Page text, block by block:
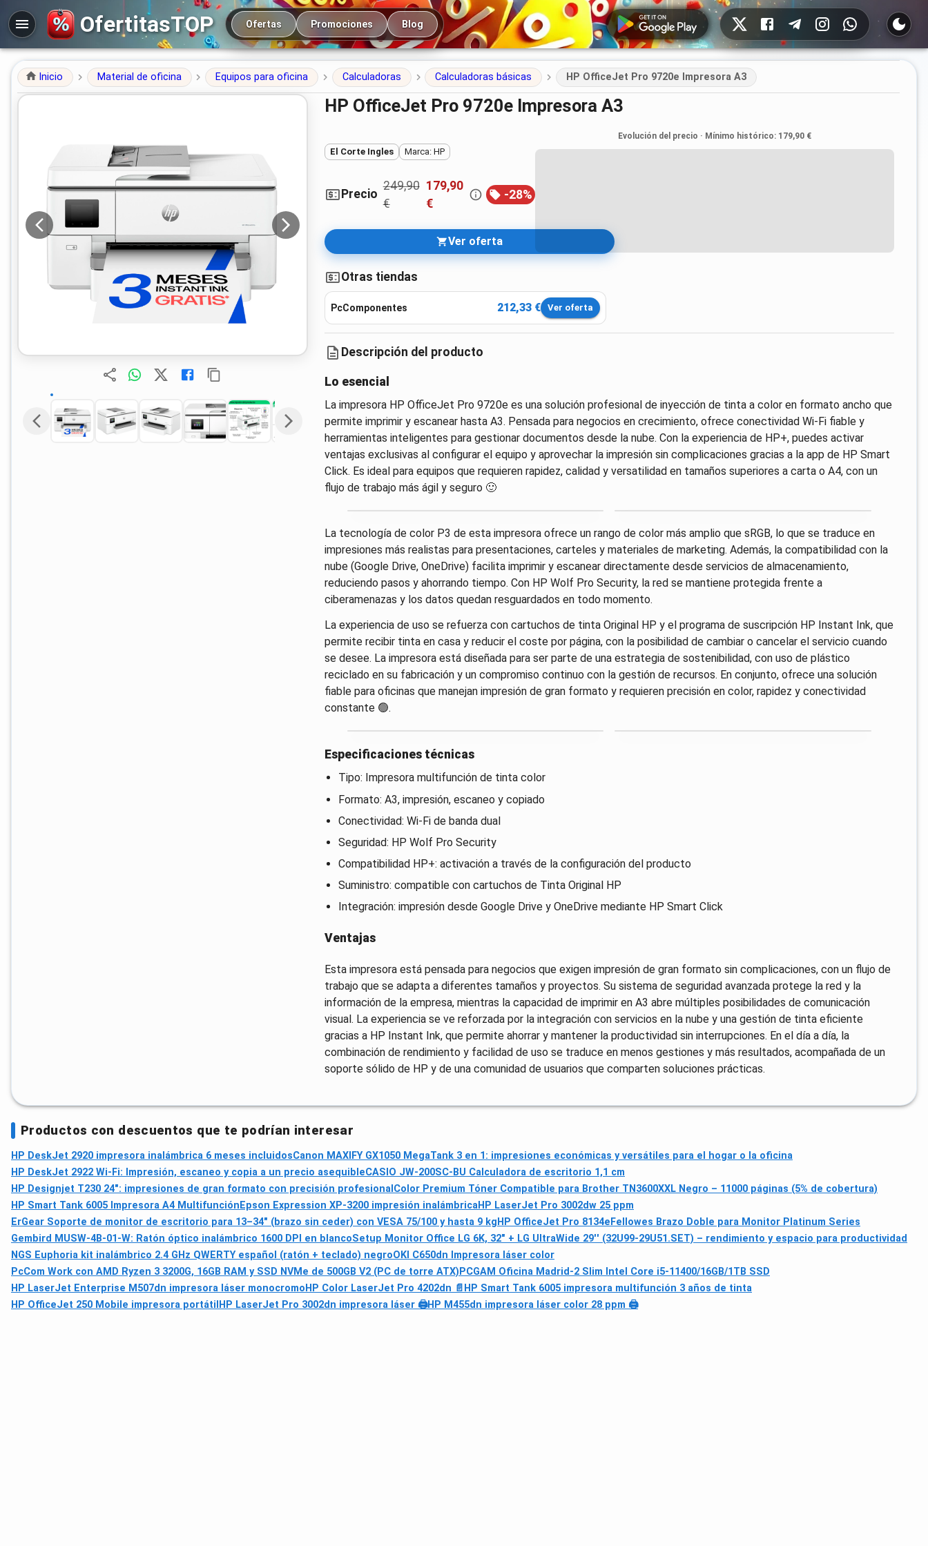
OfertitasTOP Navegación principal
Ofertas Promociones Blog
Redes sociales
Inicio Material de oficina Equipos para oficina Calculadoras Calculadoras básicas HP OfficeJet Pro 9720e Impresora A3
HP OfficeJet Pro 9720e Impresora A3
El Corte Ingles Marca: HP
Precio
249,90
€
179,90
€
-28%
Ver oferta
Evolución del precio · Mínimo histórico: 179,90 €
Otras tiendas
PcComponentes 212,33 € Ver oferta
Descripción del producto
Lo esencial
La impresora HP OfficeJet Pro 9720e es una solución profesional de inyección de tinta a color en formato ancho que
permite imprimir y escanear hasta A3. Pensada para negocios en crecimiento, ofrece conectividad Wi-Fi fiable y
herramientas inteligentes para gestionar documentos desde la nube. Con la experiencia de HP+, puedes activar
ventajas exclusivas al configurar el equipo y aprovechar la impresión sin complicaciones gracias a la app de HP Smart
Click. Es ideal para equipos que requieren rapidez, calidad y versatilidad en tamaños superiores a carta o A4, con un
flujo de trabajo más ágil y seguro 🙂
La tecnología de color P3 de esta impresora ofrece un rango de color más amplio que sRGB, lo que se traduce en
impresiones más realistas para presentaciones, carteles y materiales de marketing. Además, la compatibilidad con la
nube (Google Drive, OneDrive) facilita imprimir y escanear directamente desde servicios de almacenamiento,
reduciendo pasos y ahorrando tiempo. Con HP Wolf Pro Security, la red se mantiene protegida frente a
ciberamenazas y los datos quedan resguardados en todo momento.
La experiencia de uso se refuerza con cartuchos de tinta Original HP y el programa de suscripción HP Instant Ink, que
permite recibir tinta en casa y reducir el coste por página, con la posibilidad de cambiar o cancelar el servicio cuando
se desee. La impresora está diseñada para ser parte de una estrategia de sostenibilidad, con uso de plástico
reciclado en su fabricación y un compromiso continuo con la gestión de recursos. En conjunto, ofrece una solución
fiable para oficinas que manejan impresión de gran formato y requieren precisión en color, rapidez y conectividad
constante 🟢.
Especificaciones técnicas
Tipo: Impresora multifunción de tinta color
Formato: A3, impresión, escaneo y copiado
Conectividad: Wi-Fi de banda dual
Seguridad: HP Wolf Pro Security
Compatibilidad HP+: activación a través de la configuración del producto
Suministro: compatible con cartuchos de Tinta Original HP
Integración: impresión desde Google Drive y OneDrive mediante HP Smart Click
Ventajas
Esta impresora está pensada para negocios que exigen impresión de gran formato sin complicaciones, con un flujo de
trabajo que se adapta a diferentes tamaños y proyectos. Su sistema de seguridad avanzada protege la red y la
información de la empresa, mientras la capacidad de imprimir en A3 abre múltiples posibilidades de comunicación
visual. La experiencia se ve reforzada por la integración con servicios en la nube y una gestión de tinta eficiente
gracias a HP Instant Ink, que permite ahorrar y mantener la productividad sin interrupciones. En el día a día, la
combinación de rendimiento y facilidad de uso se traduce en menos gestiones y más resultados, acompañada de un
soporte sólido de HP y de una comunidad de usuarios que comparten soluciones prácticas.
Productos con descuentos que te podrían interesar
HP DeskJet 2920 impresora inalámbrica 6 meses incluidosCanon MAXIFY GX1050 MegaTank 3 en 1: impresiones económicas y versátiles para el hogar o la oficina
HP DeskJet 2922 Wi-Fi: Impresión, escaneo y copia a un precio asequibleCASIO JW-200SC-BU Calculadora de escritorio 1,1 cm
HP Designjet T230 24": impresiones de gran formato con precisión profesionalColor Premium Tóner Compatible para Brother TN3600XXL Negro – 11000 páginas (5% de cobertura)
HP Smart Tank 6005 Impresora A4 MultifunciónEpson Expression XP-3200 impresión inalámbricaHP LaserJet Pro 3002dw 25 ppm
ErGear Soporte de monitor de escritorio para 13–34" (brazo sin ceder) con VESA 75/100 y hasta 9 kgHP OfficeJet Pro 8134eFellowes Brazo Doble para Monitor Platinum Series
Gembird MUSW-4B-01-W: Ratón óptico inalámbrico 1600 DPI en blancoSetup Monitor Office LG 6K, 32" + LG UltraWide 29'' (32U99-29U51.SET) – rendimiento y espacio para productividad
NGS Euphoria kit inalámbrico 2.4 GHz QWERTY español (ratón + teclado) negroOKI C650dn Impresora láser color
PcCom Work con AMD Ryzen 3 3200G, 16GB RAM y SSD NVMe de 500GB V2 (PC de torre ATX)PCGAM Oficina Madrid-2 Slim Intel Core i5-11400/16GB/1TB SSD
HP LaserJet Enterprise M507dn impresora láser monocromoHP Color LaserJet Pro 4202dn 📄HP Smart Tank 6005 impresora multifunción 3 años de tinta
HP OfficeJet 250 Mobile impresora portátilHP LaserJet Pro 3002dn impresora láser 🖨HP M455dn impresora láser color 28 ppm 🖨